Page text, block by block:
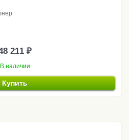
211 ₽
В наличии
Купить